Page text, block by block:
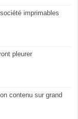
imprimables
pleurer
contenu sur grand